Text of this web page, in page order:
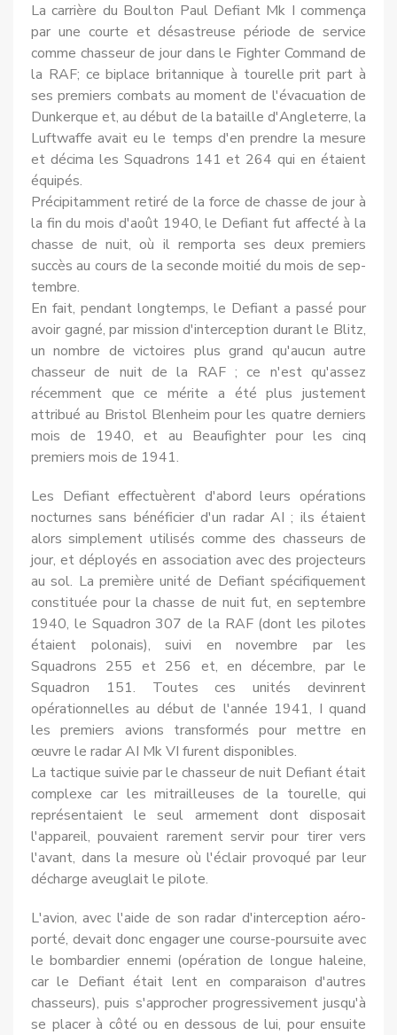
La carrière du Boulton Paul Defiant Mk I commença
par une courte et désastreuse période de service
comme chasseur de jour dans le Fighter Command de
la RAF; ce biplace britannique à tourelle prit part à
ses premiers combats au moment de l'évacuation de
Dunker­que et, au début de la bataille d'Angleterre, la
Luftwaffe avait eu le temps d'en prendre la mesure
et décima les Squadrons 141 et 264 qui en étaient
équipés.
Précipitam­ment retiré de la force de chasse de jour à
la fin du mois d'août 1940, le Defiant fut affecté à la
chasse de nuit, où il remporta ses deux premiers
succès au cours de la seconde moitié du mois de sep­
tembre.
En fait, pendant longtemps, le Defiant a passé pour
avoir gagné, par mission d'interception durant le Blitz,
un nombre de vic­toires plus grand qu'aucun autre
chasseur de nuit de la RAF ; ce n'est qu'assez
récemment que ce mérite a été plus justement
attribué au Bristol Blenheim pour les quatre derniers
mois de 1940, et au Beau­fighter pour les cinq
premiers mois de 1941.
Les Defiant effectuèrent d'abord leurs opérations
nocturnes sans bénéficier d'un radar AI ; ils étaient
alors simplement utilisés comme des chasseurs de
jour, et déployés en association avec des projecteurs
au sol. La première unité de Defiant spécifiquement
constituée pour la chasse de nuit fut, en septembre
1940, le Squa­dron 307 de la RAF (dont les pilotes
étaient polonais), suivi en novembre par les
Squadrons 255 et 256 et, en décembre, par le
Squadron 151. Toutes ces unités devinrent
opérationnelles au début de l'année 1941, I quand
les premiers avions transfor­més pour mettre en
œuvre le radar AI Mk VI furent disponibles.
La tactique suivie par le chasseur de nuit Defiant était
complexe car les mitrailleuses de la tourelle, qui
représentaient le seul armement dont disposait
l'appareil, pouvaient rarement servir pour tirer vers
l'avant, dans la mesure où l'éclair provoqué par leur
décharge aveu­glait le pilote.
L'avion, avec l'aide de son radar d'interception aéro­
porté, devait donc engager une course-poursuite avec
le bombar­dier ennemi (opération de longue haleine,
car le Defiant était lent en comparaison d'autres
chasseurs), puis s'approcher progressivement jusqu'à
se placer à côté ou en des­sous de lui, pour ensuite